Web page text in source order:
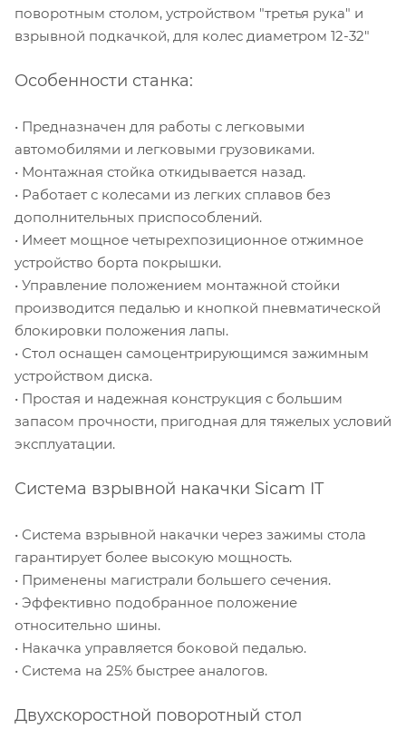
поворотным столом, устройством "третья рука" и
взрывной подкачкой, для колес диаметром 12-32"
Особенности станка:
• Предназначен для работы с легковыми
автомобилями и легковыми грузовиками.
• Монтажная стойка откидывается назад.
• Работает с колесами из легких сплавов без
дополнительных приспособлений.
• Имеет мощное четырехпозиционное отжимное
устройство борта покрышки.
• Управление положением монтажной стойки
производится педалью и кнопкой пневматической
блокировки положения лапы.
• Стол оснащен самоцентрирующимся зажимным
устройством диска.
• Простая и надежная конструкция с большим
запасом прочности, пригодная для тяжелых условий
эксплуатации.
Система взрывной накачки Sicam IT
• Система взрывной накачки через зажимы стола
гарантирует более высокую мощность.
• Применены магистрали большего сечения.
• Эффективно подобранное положение
относительно шины.
• Накачка управляется боковой педалью.
• Система на 25% быстрее аналогов.
Двухскоростной поворотный стол